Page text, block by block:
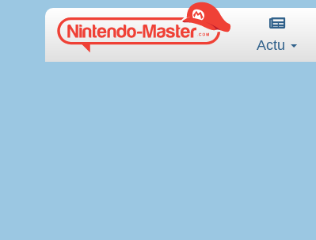
Actu